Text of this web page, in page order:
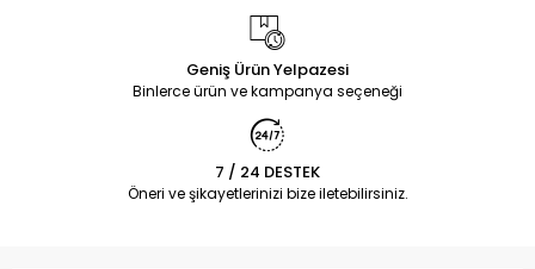
Geniş Ürün Yelpazesi
Binlerce ürün ve kampanya seçeneği
7 / 24 DESTEK
Öneri ve şikayetlerinizi bize iletebilirsiniz.